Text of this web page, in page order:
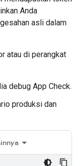
Anda
asli dalam
atau di perangkat
debug App Check.
produksi dan